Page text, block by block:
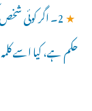
★ 2۔ اگر کوئی
حکم ہے، کیا اسے